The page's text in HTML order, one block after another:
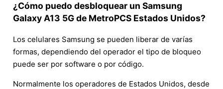
¿Cómo puedo desbloquear un Samsung
Galaxy A13 5G de MetroPCS Estados Unidos?
Los celulares Samsung se pueden liberar de varías
formas, dependiendo del operador el tipo de bloqueo
puede ser por software o por código.
Normalmente los operadores de Estados Unidos, desde